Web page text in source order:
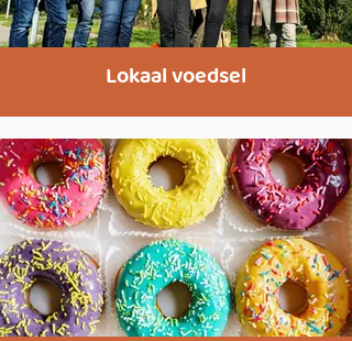
Lokaal voedsel